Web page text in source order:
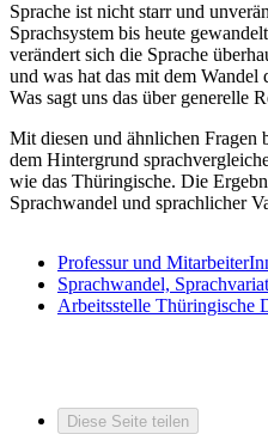
Sprache ist nicht starr und
Sprachsystem bis heute
verändert sich die Sprache
und was hat das mit dem
Was sagt uns das über generelle
Mit diesen und ähnlichen Fragen
dem Hintergrund
wie das Thüringische. Die
Sprachwandel und sprachlicher
Professur und
Sprachwandel,
Arbeitsstelle Thüringische
Diese Seite teilen